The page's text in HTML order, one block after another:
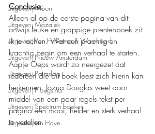
Uitgeverij Moon
Uitgeverij Mozaïek
Uitgeverij Van Holkema & Warendorf
Uitgeverij Nieuw Amsterdam
Uitgeverij Palmslag
Uitgeverij Ploegsma
Uitgeverij Spectrum boeken
Uitgeverij ten Have
Conclusie:
Alleen al op de eerste pagina van dit
onwijs leuke en grappige prentenboek zit
ik te lachen. Wat een prachtig en
krachtig begin om een verhaal te starten.
Aapje Oeps wordt zo neergezet dat
iedereen die dit boek leest zich hierin kan
herkennen. Jozua Douglas weet door
middel van een paar regels tekst per
pagina een mooi, helder en sterk verhaal
te vertellen.